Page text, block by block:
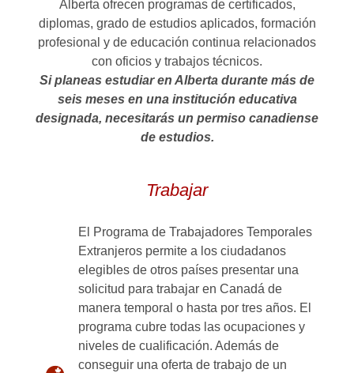
Alberta ofrecen programas de certificados,
diplomas, grado de estudios aplicados, formación
profesional y de educación continua relacionados
con oficios y trabajos técnicos.
Si planeas estudiar en Alberta durante más de
seis meses en una institución educativa
designada, necesitarás un permiso canadiense
de estudios.
Trabajar
El Programa de Trabajadores Temporales
Extranjeros permite a los ciudadanos
elegibles de otros países presentar una
solicitud para trabajar en Canadá de
manera temporal o hasta por tres años. El
programa cubre todas las ocupaciones y
niveles de cualificación. Además de
conseguir una oferta de trabajo de un